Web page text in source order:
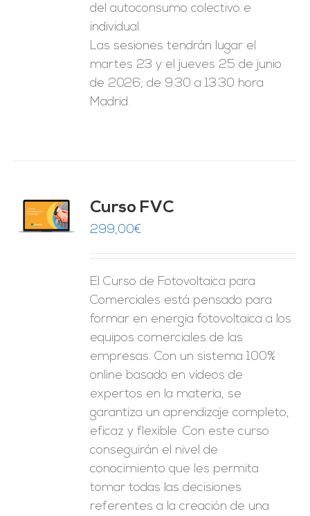
del autoconsumo colectivo e
individual.
Las sesiones tendrán lugar el
martes 23 y el jueves 25 de junio
de 2026, de 9:30 a 13:30 hora
Madrid.
Curso FVC
299,00€
El Curso de Fotovoltaica para
Comerciales está pensado para
formar en energía fotovoltaica a los
equipos comerciales de las
empresas. Con un sistema 100%
online basado en vídeos de
expertos en la materia, se
garantiza un aprendizaje completo,
eficaz y flexible. Con este curso
conseguirán el nivel de
conocimiento que les permita
tomar todas las decisiones
referentes a la creación de una